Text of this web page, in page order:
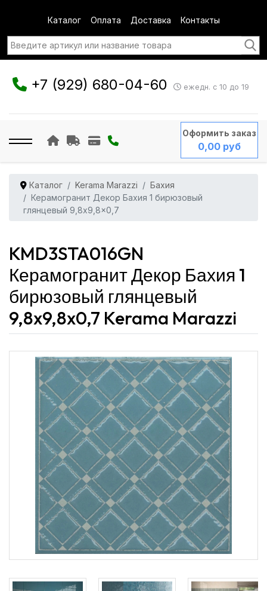
Каталог Оплата Доставка Контакты
+7 (929) 680-04-60 ежедн. с 10 до 19
Оформить заказ
0,00 руб
Каталог Kerama Marazzi
Бахия
Керамогранит Декор Бахия 1 бирюзовый
глянцевый 9,8x9,8x0,7
KMD3STA016GN
Керамогранит Декор Бахия 1
бирюзовый глянцевый
9,8x9,8x0,7 Kerama Marazzi